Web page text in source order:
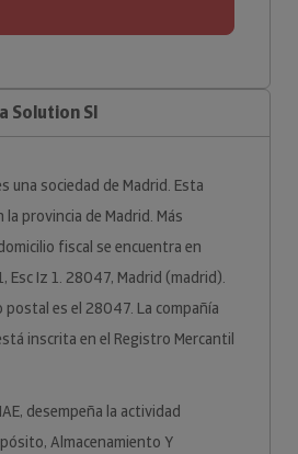
Solution Sl
una sociedad de Madrid. Esta
la provincia de Madrid. Más
fiscal se encuentra en
Esc Iz 1. 28047, Madrid (madrid).
postal es el 28047. La compañía
inscrita en el Registro Mercantil
desempeña la actividad
Almacenamiento Y